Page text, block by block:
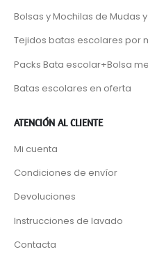
Bolsas y Mochilas de Mudas
Tejidos batas escolares por
Packs Bata escolar+Bolsa
Batas escolares en oferta
ATENCIÓN AL CLIENTE
Mi cuenta
Condiciones de envíor
Devoluciones
Instrucciones de lavado
Contacta